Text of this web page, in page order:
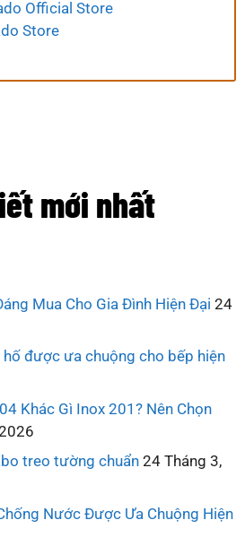
Official Store
Store
mới nhất
Mua Cho Gia Đình Hiện Đại 24
được ưa chuộng cho bếp hiện
Khác Gì Inox 201? Nên Chọn
treo tường chuẩn 24 Tháng 3,
Nước Được Ưa Chuộng Hiện